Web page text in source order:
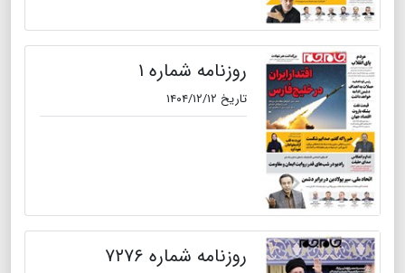
روزنامه شماره ۱
تاریخ ۱۴۰۴/۱۲/۱۲
روزنامه شماره ۷۲۷۶